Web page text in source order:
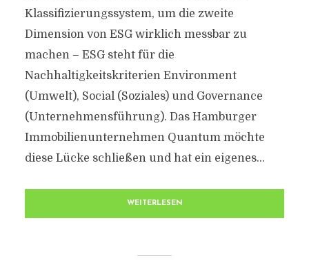
Klassifizierungssystem, um die zweite
Dimension von ESG wirklich messbar zu
machen – ESG steht für die
Nachhaltigkeitskriterien Environment
(Umwelt), Social (Soziales) und Governance
(Unternehmensführung). Das Hamburger
Immobilienunternehmen Quantum möchte
diese Lücke schließen und hat ein eigenes...
WEITERLESEN